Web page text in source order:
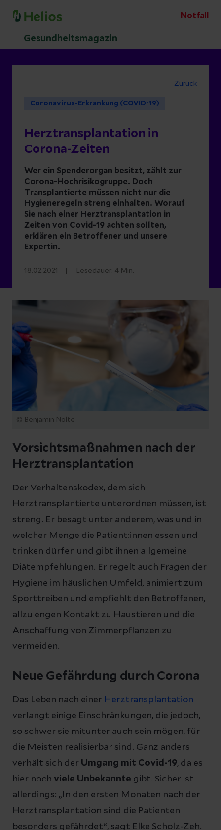
Notfall
Gesundheitsmagazin
Zurück
Coronavirus-Erkrankung (COVID-19)
Herztransplantation in
Corona-Zeiten
Wer ein Spenderorgan besitzt, zählt zur
Corona-Hochrisikogruppe. Doch
Transplantierte müssen nicht nur die
Hygieneregeln streng einhalten. Worauf
Sie nach einer Herztransplantation in
Zeiten von Covid-19 achten sollten,
erklären ein Betroffener und unsere
Expertin.
18.02.2021 Lesedauer: 4 Min.
© Benjamin Nolte
Vorsichtsmaßnahmen nach der
Herztransplantation
Der Verhaltenskodex, dem sich
Herztransplantierte unterordnen müssen, ist
streng. Er besagt unter anderem, was und in
welcher Menge die Patient:innen essen und
trinken dürfen und gibt ihnen allgemeine
Diätempfehlungen. Er regelt auch Fragen der
Hygiene im häuslichen Umfeld, animiert zum
Sporttreiben und empfiehlt den Betroffenen,
allzu engen Kontakt zu Haustieren und die
Anschaffung von Zimmerpflanzen zu
vermeiden.
Neue Gefährdung durch Corona
Das Leben nach einer Herztransplantation
verlangt einige Einschränkungen, die jedoch,
so schwer sie mitunter auch sein mögen, für
die Meisten realisierbar sind. Ganz anders
verhält sich der Umgang mit Covid-19, da es
hier noch viele Unbekannte gibt. Sicher ist
allerdings: „In den ersten Monaten nach der
Herztransplantation sind die Patienten
besonders gefährdet“, sagt Elke Scholz-Zeh.